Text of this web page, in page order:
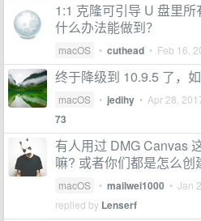
1:1 克隆可引导 U 盘里
什么办法能做到？
macOS • cuthead • Feb 16,
终于降级到 10.9.5 了，
macOS • jedihy • Apr 28,
73
有人用过 DMG Canvas
嘛? 或者你们都是怎么创
macOS • mailwei1000 • Jan
replied by Lenserf